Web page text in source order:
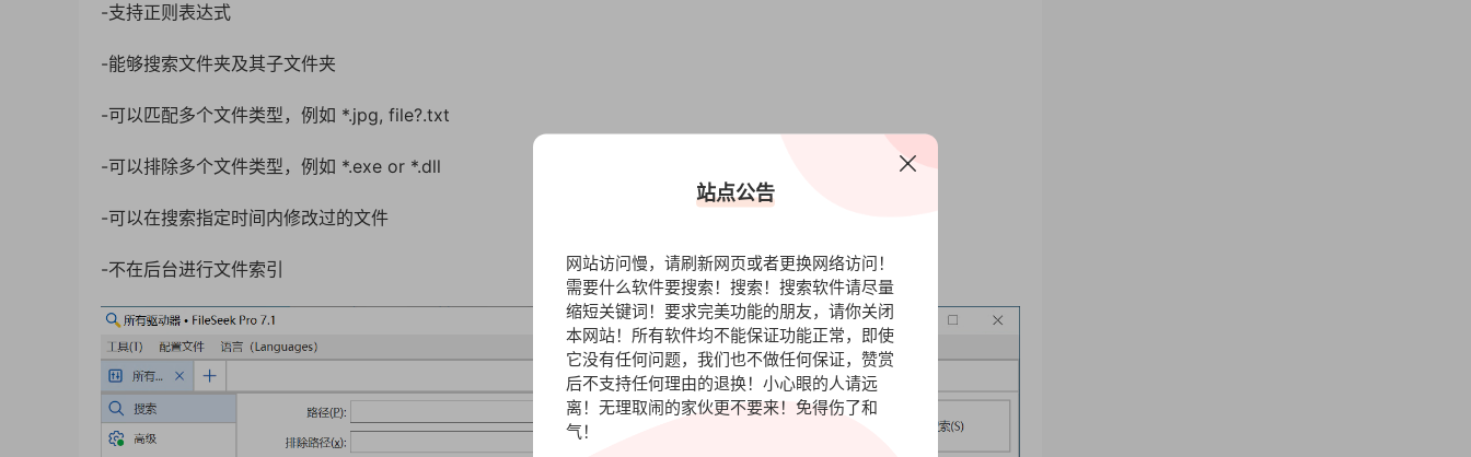
-支持正则表达式
-能够搜索文件夹及其子文件夹
-可以匹配多个文件类型，例如 *.jpg, file?.txt
-可以排除多个文件类型，例如 *.exe or *.dll
-可以在搜索指定时间内修改过的文件
-不在后台进行文件索引
站点公告
网站访问慢，请刷新网页或者更换网络访问！
需要什么软件要搜索！搜索！搜索软件请尽量
缩短关键词！要求完美功能的朋友，请你关闭
本网站！所有软件均不能保证功能正常，即使
它没有任何问题，我们也不做任何保证，赞赏
后不支持任何理由的退换！小心眼的人请远
离！无理取闹的家伙更不要来！免得伤了和
气！